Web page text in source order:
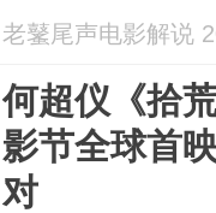
老鼜尾声电影解说
何超仪《拾
影节全球首
对